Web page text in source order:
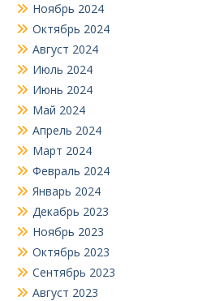
Ноябрь 2024
Октябрь 2024
Август 2024
Июль 2024
Июнь 2024
Май 2024
Апрель 2024
Март 2024
Февраль 2024
Январь 2024
Декабрь 2023
Ноябрь 2023
Октябрь 2023
Сентябрь 2023
Август 2023